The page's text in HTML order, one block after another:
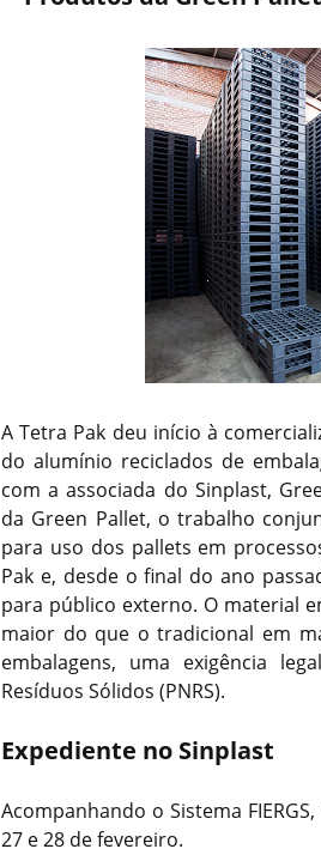
A Tetra Pak deu início à
do alumínio reciclados de
com a associada do Sinplast,
da Green Pallet, o trabalho
para uso dos pallets em
Pak e, desde o final do ano
para público externo. O material
maior do que o tradicional em
embalagens, uma exigência
Resíduos Sólidos (PNRS).
Expediente no Sinplast
Acompanhando o Sistema
27 e 28 de fevereiro.